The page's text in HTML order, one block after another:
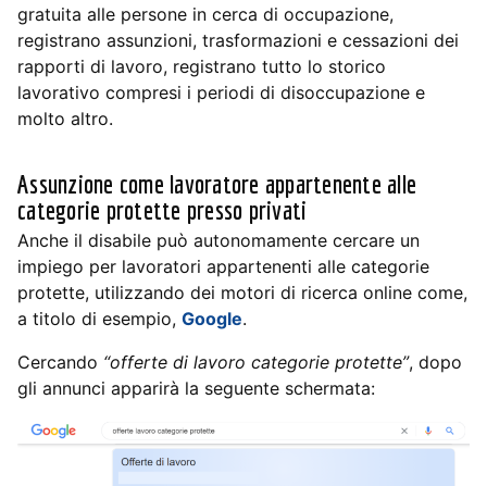
gratuita alle persone in cerca di occupazione,
registrano assunzioni, trasformazioni e cessazioni dei
rapporti di lavoro, registrano tutto lo storico
lavorativo compresi i periodi di disoccupazione e
molto altro.
Assunzione come lavoratore appartenente alle
categorie protette presso privati
Anche il disabile può autonomamente cercare un
impiego per lavoratori appartenenti alle categorie
protette, utilizzando dei motori di ricerca online come,
a titolo di esempio, Google.
Cercando “offerte di lavoro categorie protette”, dopo
gli annunci apparirà la seguente schermata: